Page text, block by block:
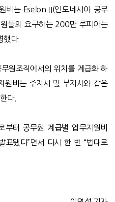
비는 Eselon II(인도네시아 공무
들의 요구하는 200만 루피아는
했다.
원조직에서의 위치를 계급화 하
원비는 주지사 및 부지사와 같은
다.
부터 공무원 계급별 업무지원비
표됐다”면서 다시 한 번 “법대로